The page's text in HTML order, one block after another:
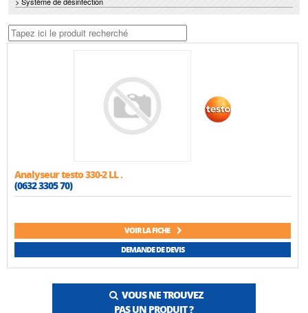
Analyseur testo 330-2 LL .
(0632 3305 70)
VOIR LA FICHE
DEMANDE DE DEVIS
VOUS NE TROUVEZ
PAS UN PRODUIT ?